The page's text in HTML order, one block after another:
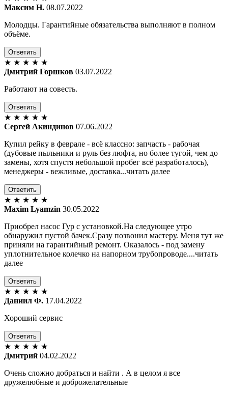
Максим Н. 08.07.2022
Молодцы. Гарантийные обязательства выполняют в полном
объёме.
Ответить
★ ★ ★ ★ ★
Дмитрий Горшков 03.07.2022
Работают на совесть.
Ответить
★ ★ ★ ★ ★
Сергей Акиндинов 07.06.2022
Купил рейку в феврале - всё классно: запчасть - рабочая
(дубовые пыльники и руль без люфта, но более тугой, чем до
замены, хотя спустя небольшой пробег всё разработалось),
менеджеры - вежливые, доставка...читать далее
Ответить
★ ★ ★ ★ ★
Maxim Lyamzin 30.05.2022
Приобрел насос Гур с установкой.На следующее утро
обнаружил пустой бачек.Сразу позвонил мастеру. Меня тут же
приняли на гарантийный ремонт. Оказалось - под замену
уплотнительное колечко на напорном трубопроводе....читать
далее
Ответить
★ ★ ★ ★ ★
Даниил Ф. 17.04.2022
Хороший сервис
Ответить
★ ★ ★ ★ ★
Дмитрий 04.02.2022
Очень сложно добраться и найти . А в целом я все
дружелюбные и доброжелательные